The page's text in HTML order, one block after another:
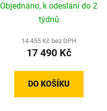
Objednáno, k odeslání do 2
týdnů
14 455 Kč bez DPH
17 490 Kč
DO KOŠÍKU